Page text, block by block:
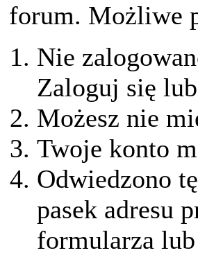
forum. Możliwe
Nie
Zaloguj się
Możesz nie
Twoje konto
Odwiedzono
pasek adresu
formularza